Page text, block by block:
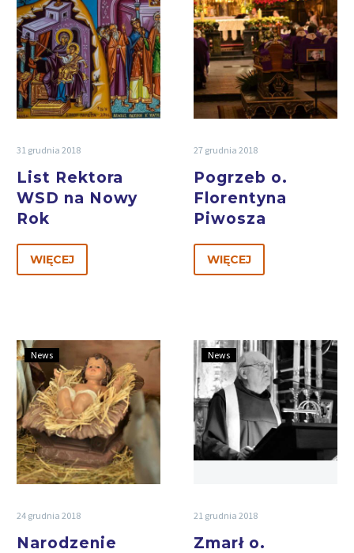
31 grudnia 2018
List Rektora
WSD na Nowy
Rok
WIĘCEJ
27 grudnia 2018
Pogrzeb o.
Florentyna
Piwosza
WIĘCEJ
News
24 grudnia 2018
Narodzenie
News
21 grudnia 2018
Zmarł o.